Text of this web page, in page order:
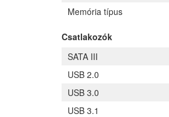
Memória típus
Csatlakozók
SATA III
USB 2.0
USB 3.0
USB 3.1